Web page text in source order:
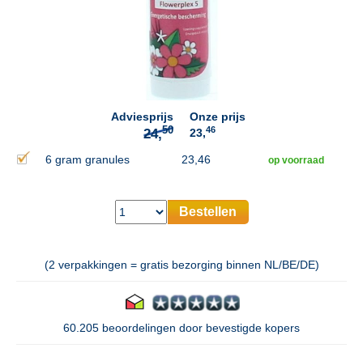
Adviesprijs
Onze prijs
23,46
6 gram granules 23,46 op voorraad
Bestellen
(2 verpakkingen = gratis bezorging binnen NL/BE/DE)
60.205 beoordelingen door bevestigde kopers